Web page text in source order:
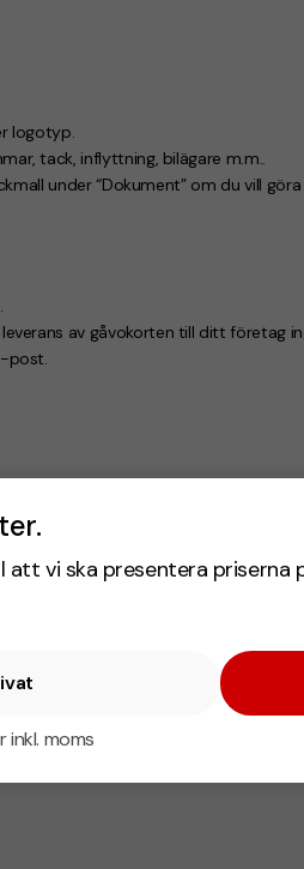
att vi ska presentera priserna
inkl. moms
logotyp.
tack, inflyttning, bilägare m.m..
under “Dokument” om du vill göra
av gåvokorten till ditt företag
post.